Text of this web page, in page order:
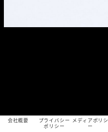
会社概要
プライバシー
ポリシー
メディアポリシ
ー